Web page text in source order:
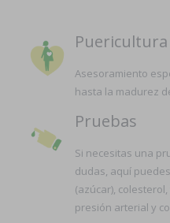
Puericultura
Asesoramiento
hasta la madurez
Pruebas
Si necesitas una
dudas, aquí
(azúcar),
presión arterial y